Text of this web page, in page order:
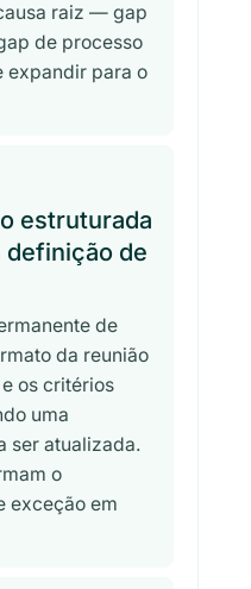
raiz — gap
de processo
para o
estruturada
definição de
de
da reunião
os critérios
uma
ser atualizada.
o
exceção em